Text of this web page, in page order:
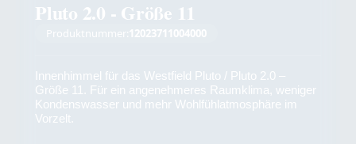
Pluto 2.0 - Größe 11
Produktnummer: 12023711004000
Innenhimmel für das Westfield Pluto / Pluto 2.0 –
Größe 11. Für ein angenehmeres Raumklima, weniger
Kondenswasser und mehr Wohlfühlatmosphäre im
Vorzelt.